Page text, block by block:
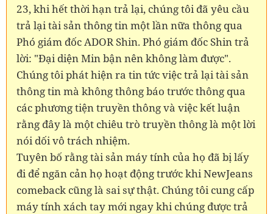
23, khi hết thời hạn trả lại, chúng tôi đã yêu cầu
trả lại tài sản thông tin một lần nữa thông qua
Phó giám đốc ADOR Shin. Phó giám đốc Shin trả
lời: "Đại diện Min bận nên không làm được".
Chúng tôi phát hiện ra tin tức việc trả lại tài sản
thông tin mà không thông báo trước thông qua
các phương tiện truyền thông và việc kết luận
rằng đây là một chiêu trò truyền thông là một lời
nói dối vô trách nhiệm.
Tuyên bố rằng tài sản máy tính của họ đã bị lấy
đi để ngăn cản họ hoạt động trước khi NewJeans
comeback cũng là sai sự thật. Chúng tôi cung cấp
máy tính xách tay mới ngay khi chúng được trả